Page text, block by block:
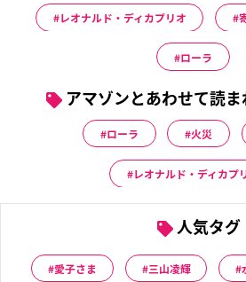
レオナルド・ディカプリオ
ローラ
アマゾンとあわせて読ま
ローラ 火災
レオナルド・ディカプ
人気タグ
愛子さま 三山凌輝